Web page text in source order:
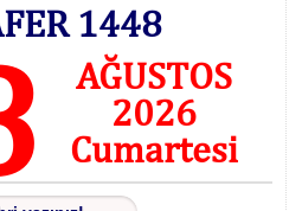
1448
AĞUSTOS
2026
Cumartesi